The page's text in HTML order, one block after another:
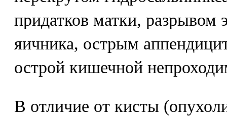
придатков матки, разрывом
яичника, острым
острой кишечной
В отличие от кисты